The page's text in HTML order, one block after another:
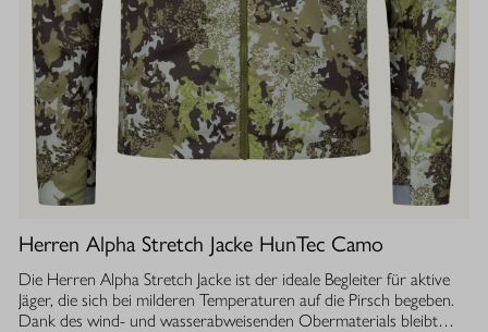
Herren Alpha Stretch Jacke HunTec Camo
Die Herren Alpha Stretch Jacke ist der ideale Begleiter für aktive
Jäger, die sich bei milderen Temperaturen auf die Pirsch begeben.
Dank des wind- und wasserabweisenden Obermaterials bleibt